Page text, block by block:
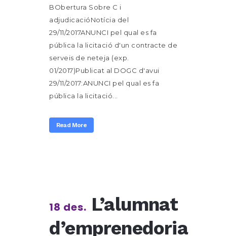
BObertura Sobre C i
adjudicacióNotícia del
29/11/2017ANUNCI pel qual es fa
pública la licitació d'un contracte de
serveis de neteja (exp.
01/2017)Publicat al DOGC d'avui
29/11/2017:ANUNCI pel qual es fa
pública la licitació...
Read More
18 des. L’alumnat
d’emprenedoria